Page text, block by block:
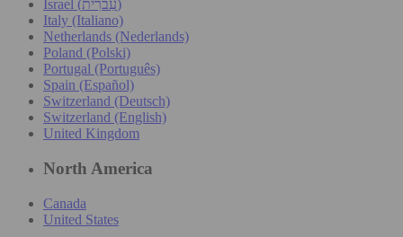
Israel (עִברִית)
Italy (Italiano)
Netherlands (Nederlands)
Poland (Polski)
Portugal (Português)
Spain (Español)
Switzerland (Deutsch)
Switzerland (English)
United Kingdom
North America
Canada
United States